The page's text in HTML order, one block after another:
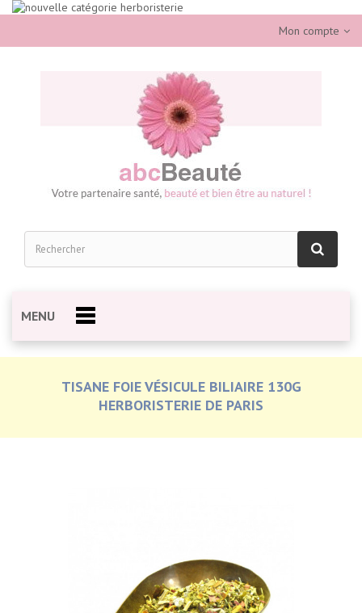
Mon compte
MENU
TISANE FOIE VÉSICULE BILIAIRE 130G
HERBORISTERIE DE PARIS